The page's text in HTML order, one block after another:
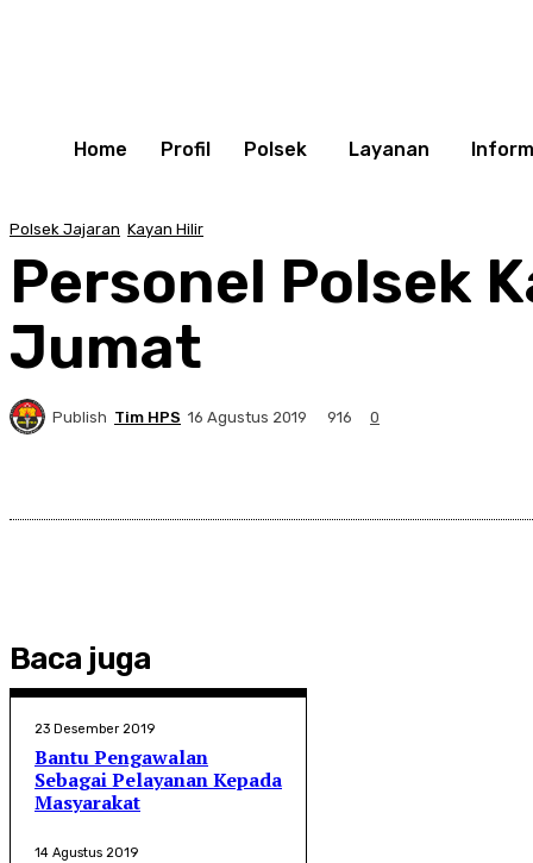
Home Profil Polsek Layanan
Polsek Jajaran Kayan Hilir
Personel Polsek
Jumat
Publish Tim HPS 16 Agustus 2019 916 0
Baca juga
23 Desember 2019
Bantu Pengawalan
Sebagai Pelayanan Kepada
Masyarakat
14 Agustus 2019